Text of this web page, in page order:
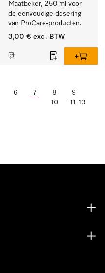
Maatbeker, 250 ml voor
de eenvoudige dosering
van ProCare-producten.
3,00 € excl. BTW
6 7 8
9
10
11-13